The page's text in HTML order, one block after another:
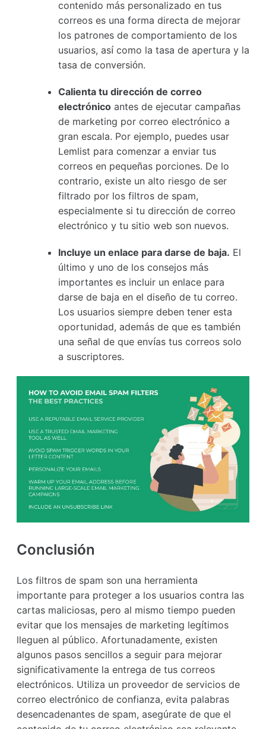
contenido más personalizado en tus
correos es una forma directa de mejorar
los patrones de comportamiento de los
usuarios, así como la tasa de apertura y la
tasa de conversión.
Calienta tu dirección de correo
electrónico antes de ejecutar campañas
de marketing por correo electrónico a
gran escala. Por ejemplo, puedes usar
Lemlist para comenzar a enviar tus
correos en pequeñas porciones. De lo
contrario, existe un alto riesgo de ser
filtrado por los filtros de spam,
especialmente si tu dirección de correo
electrónico y tu sitio web son nuevos.
Incluye un enlace para darse de baja. El
último y uno de los consejos más
importantes es incluir un enlace para
darse de baja en el diseño de tu correo.
Los usuarios siempre deben tener esta
oportunidad, además de que es también
una señal de que envías tus correos solo
a suscriptores.
Conclusión
Los filtros de spam son una herramienta
importante para proteger a los usuarios contra las
cartas maliciosas, pero al mismo tiempo pueden
evitar que los mensajes de marketing legítimos
lleguen al público. Afortunadamente, existen
algunos pasos sencillos a seguir para mejorar
significativamente la entrega de tus correos
electrónicos. Utiliza un proveedor de servicios de
correo electrónico de confianza, evita palabras
desencadenantes de spam, asegúrate de que el